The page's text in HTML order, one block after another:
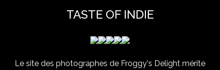
TASTE OF INDIE
Le site des photographes de Froggy's Delight mérite